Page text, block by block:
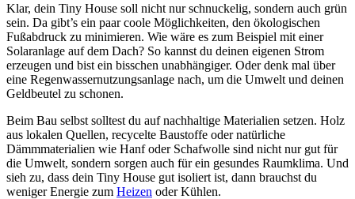
Klar, dein Tiny House soll nicht nur schnuckelig, sondern auch grün
sein. Da gibt’s ein paar coole Möglichkeiten, den ökologischen
Fußabdruck zu minimieren. Wie wäre es zum Beispiel mit einer
Solaranlage auf dem Dach? So kannst du deinen eigenen Strom
erzeugen und bist ein bisschen unabhängiger. Oder denk mal über
eine Regenwassernutzungsanlage nach, um die Umwelt und deinen
Geldbeutel zu schonen.
Beim Bau selbst solltest du auf nachhaltige Materialien setzen. Holz
aus lokalen Quellen, recycelte Baustoffe oder natürliche
Dämmmaterialien wie Hanf oder Schafwolle sind nicht nur gut für
die Umwelt, sondern sorgen auch für ein gesundes Raumklima. Und
sieh zu, dass dein Tiny House gut isoliert ist, dann brauchst du
weniger Energie zum Heizen oder Kühlen.